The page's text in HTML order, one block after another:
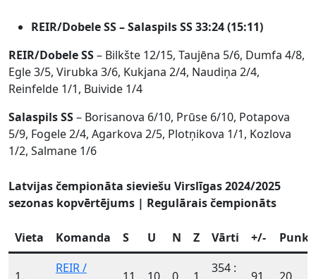
REIR/Dobele SS – Salaspils SS 33:24 (15:11)
REIR/Dobele SS– Bilkšte 12/15, Taujēna 5/6, Dumfa 4/8,
Egle 3/5, Virubka 3/6, Kukjana 2/4, Naudiņa 2/4,
Reinfelde 1/1, Buivide 1/4
Salaspils SS– Borisanova 6/10, Prūse 6/10, Potapova
5/9, Fogele 2/4, Agarkova 2/5, Plotņikova 1/1, Kozlova
1/2, Salmane 1/6
Latvijas čempionāta sieviešu Virslīgas 2024/2025
sezonas kopvērtējums | Regulārais čempionāts
Vieta Komanda S U N Z Vārti +/-
1.
REIR /
11 10 0 1
354 :
91 20